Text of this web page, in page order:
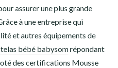
assurer une plus grande
à une entreprise qui
et autres équipements de
bébé babysomrépondant
des certifications Mousse